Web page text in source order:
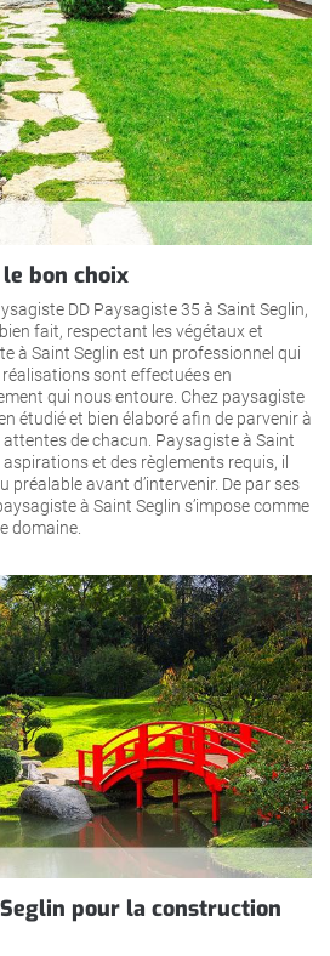
bon choix
DD Paysagiste 35 à Saint Seglin,
fait, respectant les végétaux et
à Saint Seglin est un professionnel qui
sont effectuées en
qui nous entoure. Chez paysagiste
étudié et bien élaboré afin de parvenir à
de chacun. Paysagiste à Saint
et des règlements requis, il
préalable avant d’intervenir. De par ses
à Saint Seglin s’impose comme
domaine.
pour la construction